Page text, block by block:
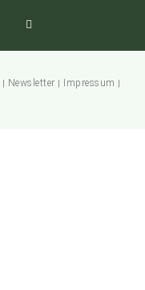
| Newsletter | Impressum |